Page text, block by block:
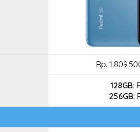
Rp.
128GB:
256GB: